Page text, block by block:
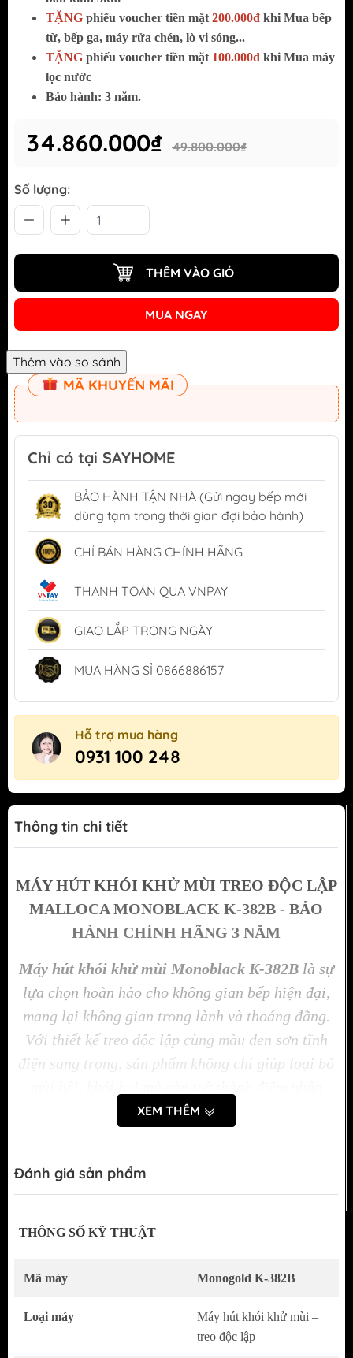
TẶNG phiếu voucher tiền mặt 200.000đ khi Mua bếp
từ, bếp ga, máy rửa chén, lò vi sóng...
TẶNG phiếu voucher tiền mặt 100.000đ khi Mua máy
lọc nước
Bảo hành: 3 năm.
34.860.000₫ 49.800.000₫
Số lượng:
THÊM VÀO GIỎ
MUA NGAY
MÃ KHUYẾN MÃI
Chỉ có tại SAYHOME
BẢO HÀNH TẬN NHÀ (Gửi ngay bếp mới
dùng tạm trong thời gian đợi bảo hành)
CHỈ BÁN HÀNG CHÍNH HÃNG
THANH TOÁN QUA VNPAY
GIAO LẮP TRONG NGÀY
MUA HÀNG SỈ 0866886157
Hỗ trợ mua hàng
0931 100 248
Thông tin chi tiết
MÁY HÚT KHÓI KHỬ MÙI TREO ĐỘC LẬP
MALLOCA MONOBLACK K-382B - BẢO
HÀNH CHÍNH HÃNG 3 NĂM
Máy hút khói khử mùi Monoblack K-382Blà sự
lựa chọn hoàn hảo cho không gian bếp hiện đại,
mang lại không gian trong lành và thoáng đãng.
Với thiết kế treo độc lập cùng màu đen sơn tĩnh
điện sang trọng, sản phẩm không chỉ giúp loại bỏ
thẩm mỹ cho căn bếp của bạn.
XEM THÊM
Đánh giá sản phẩm
THÔNG SỐ KỸ THUẬT
Mã máy Monogold K-382B
Loại máy
Máy hút khói khử mùi –
treo độc lập